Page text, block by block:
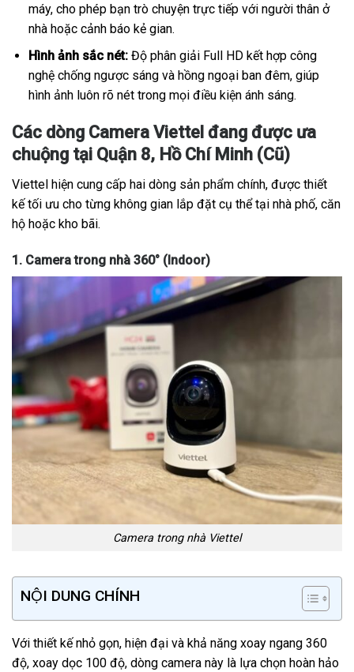
máy, cho phép bạn trò chuyện trực tiếp với người thân ở
nhà hoặc cảnh báo kẻ gian.
Hình ảnh sắc nét:Độ phân giải Full HD kết hợp công
nghệ chống ngược sáng và hồng ngoại ban đêm, giúp
hình ảnh luôn rõ nét trong mọi điều kiện ánh sáng.
Các dòng Camera Viettel đang được ưa
chuộng tại Quận 8, Hồ Chí Minh (Cũ)
Viettel hiện cung cấp hai dòng sản phẩm chính, được thiết
kế tối ưu cho từng không gian lắp đặt cụ thể tại nhà phố, căn
hộ hoặc kho bãi.
1. Camera trong nhà 360° (Indoor)
Camera trong nhà Viettel
NỘI DUNG CHÍNH
Với thiết kế nhỏ gọn, hiện đại và khả năng xoay ngang 360
độ, xoay dọc 100 độ, dòng camera này là lựa chọn hoàn hảo